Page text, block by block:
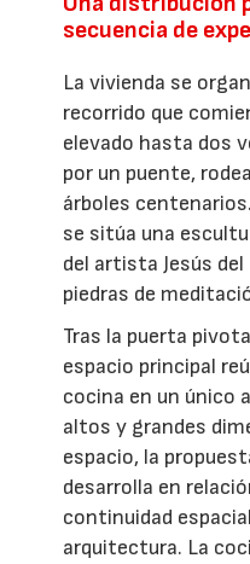
secuencia de
La vivienda se
recorrido que
elevado hasta dos
por un puente,
árboles
se sitúa una
del artista Jesús
piedras de
Tras la puerta
espacio principal
cocina en un único
altos y grandes
espacio, la
desarrolla en
continuidad
arquitectura. La